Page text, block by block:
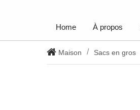
Home À propos
Maison Sacs en gros